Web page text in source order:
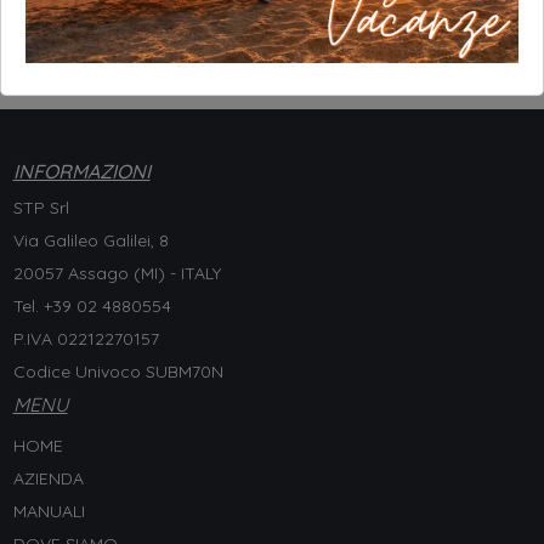
Scala d’Accesso
INFORMAZIONI
STP Srl
Via Galileo Galilei, 8
20057 Assago (MI) - ITALY
Tel. +39 02 4880554
P.IVA 02212270157
Codice Univoco SUBM70N
MENU
HOME
AZIENDA
MANUALI